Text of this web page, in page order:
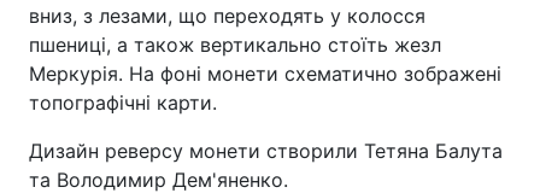
вниз, з лезами, що переходять у колосся
пшениці, а також вертикально стоїть жезл
Меркурія. На фоні монети схематично зображені
топографічні карти.
Дизайн реверсу монети створили Тетяна Балута
та Володимир Дем'яненко.